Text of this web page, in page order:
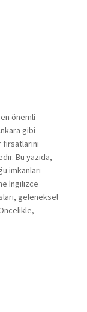
önemli
gibi
Bu yazıda,
imkanları
İngilizce
geleneksel